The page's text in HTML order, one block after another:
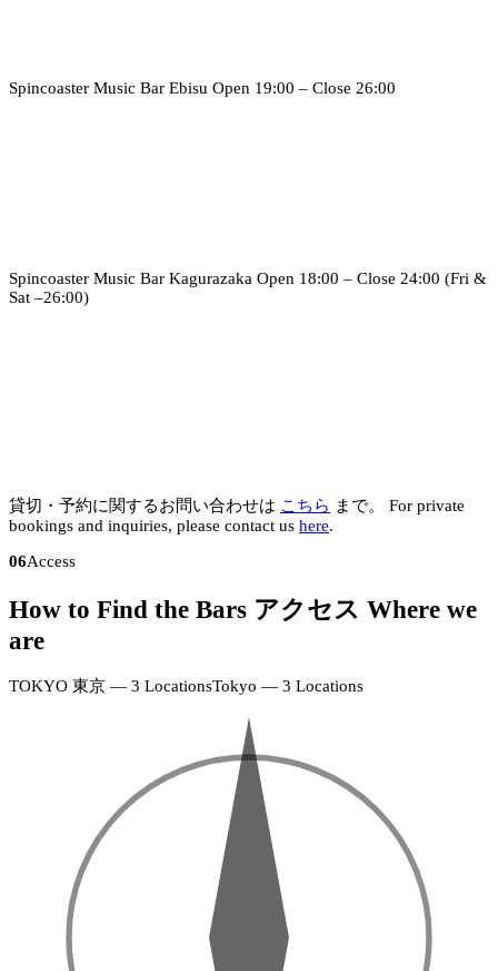
Spincoaster Music Bar Ebisu Open 19:00 – Close 26:00
Spincoaster Music Bar Kagurazaka Open 18:00 – Close 24:00 (Fri &
Sat –26:00)
貸切・予約に関するお問い合わせは こちら まで。
For private
bookings and inquiries, please contact us here.
06Access
How to Find the Bars アクセス Where we
are
TOKYO 東京 — 3 LocationsTokyo — 3 Locations
KAGURAZAKA
店
19:00–
EBISU
恵
比
寿
店
楽
24:00
N